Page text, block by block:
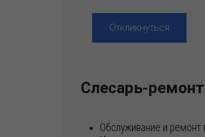
Откликнуться
Слесарь-
Обслуживание и